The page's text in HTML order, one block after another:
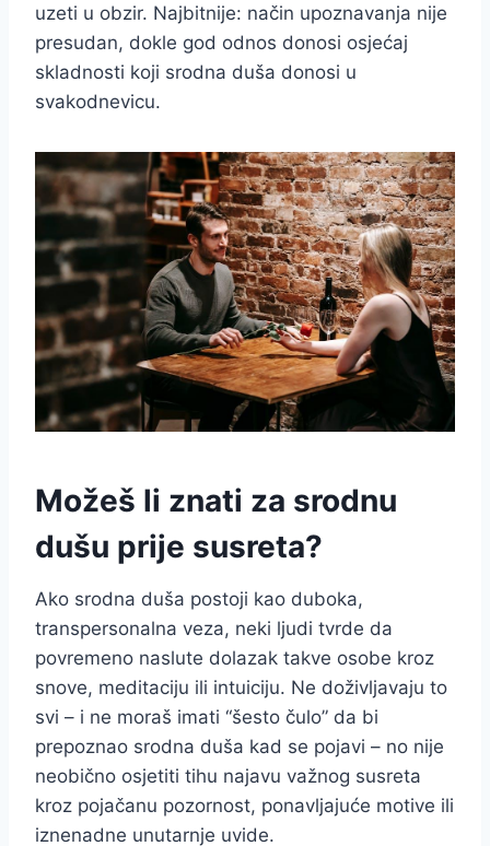
uzeti u obzir. Najbitnije: način upoznavanja nije
presudan, dokle god odnos donosi osjećaj
skladnosti koji srodna duša donosi u
svakodnevicu.
Možeš li znati za srodnu
dušu prije susreta?
Ako srodna duša postoji kao duboka,
transpersonalna veza, neki ljudi tvrde da
povremeno naslute dolazak takve osobe kroz
snove, meditaciju ili intuiciju. Ne doživljavaju to
svi – i ne moraš imati “šesto čulo” da bi
prepoznao srodna duša kad se pojavi – no nije
neobično osjetiti tihu najavu važnog susreta
kroz pojačanu pozornost, ponavljajuće motive ili
iznenadne unutarnje uvide.